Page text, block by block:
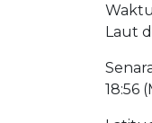
Laut
18:56